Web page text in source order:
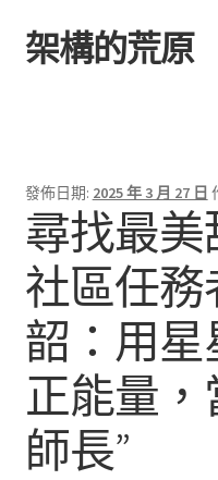
跳
至
跳
至
架構的荒原
發佈日期: 2025 年 3 月 27 日
尋找最美
社區任
韶：用
正能量，
師長”